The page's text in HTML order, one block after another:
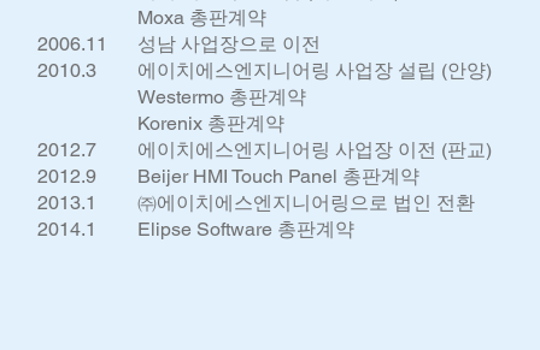
2006.11
2010.3
2012.7
2012.9
2013.1
2014.1
​Moxa 총판계약
​성남 사업장으로 이전
​에이치에스엔지니어링 사업장 설립 (안양)
​Westermo 총판계약
Korenix 총판계약​
​에이치에스엔지니어링 사업장 이전 (판교)
Beijer HMI Touch Panel 총판계약​
​㈜에이치에스엔지니어링으로 법인 전환
​Elipse Software 총판계약​